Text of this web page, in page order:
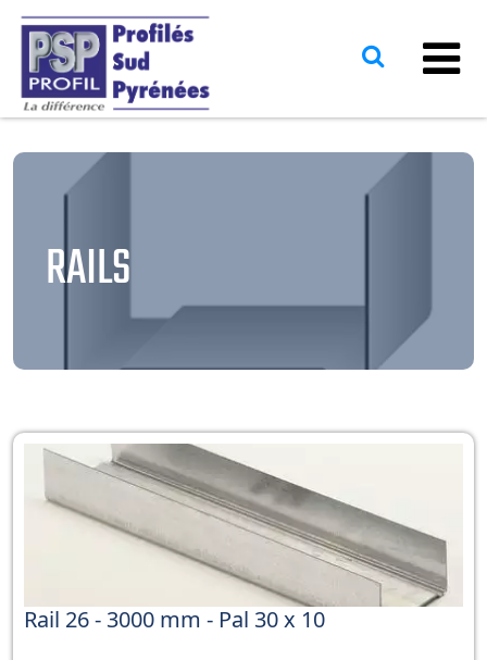
RAILS
Rail 26 - 3000 mm - Pal 30 x 10